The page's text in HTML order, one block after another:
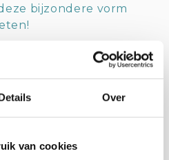
Over
van cookies
bijzondere vorm
plaats elke
Volwassenen en
kunnen